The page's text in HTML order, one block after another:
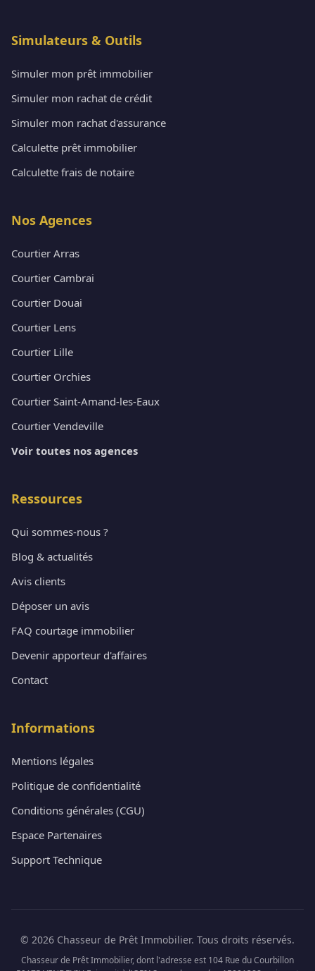
Simulateurs & Outils
Simuler mon prêt immobilier
Simuler mon rachat de crédit
Simuler mon rachat d'assurance
Calculette prêt immobilier
Calculette frais de notaire
Nos Agences
Courtier Arras
Courtier Cambrai
Courtier Douai
Courtier Lens
Courtier Lille
Courtier Orchies
Courtier Saint-Amand-les-Eaux
Courtier Vendeville
Voir toutes nos agences
Ressources
Qui sommes-nous ?
Blog & actualités
Avis clients
Déposer un avis
FAQ courtage immobilier
Devenir apporteur d'affaires
Contact
Informations
Mentions légales
Politique de confidentialité
Conditions générales (CGU)
Espace Partenaires
Support Technique
© 2026 Chasseur de Prêt Immobilier. Tous droits réservés.
Chasseur de Prêt Immobilier, dont l'adresse est 104 Rue du Courbillon